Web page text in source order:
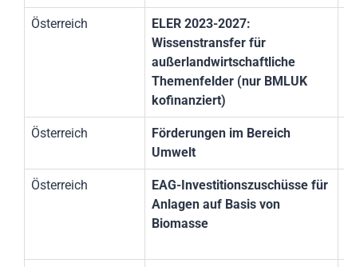
Österreich
ELER 2023-2027:
Wissenstransfer für
außerlandwirtschaftliche
Themenfelder (nur BMLUK
kofinanziert)
Österreich
Förderungen im Bereich
Umwelt
Österreich
EAG-Investitionszuschüsse für
Anlagen auf Basis von
Biomasse